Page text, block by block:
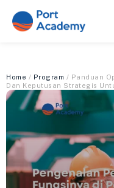
Home / Program / Panduan
Dan Keputusan Strategis